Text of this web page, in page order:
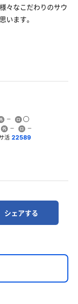
々なこだわりのサウ
います。
活 22589
シェアする